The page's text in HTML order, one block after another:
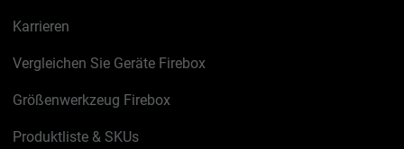
Karrieren
Vergleichen Sie Geräte Firebox
Größenwerkzeug Firebox
Produktliste & SKUs